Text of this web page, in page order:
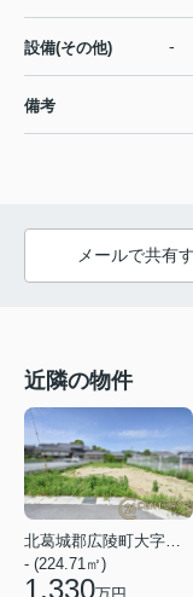
設備(その他) -
備考
メールで共有
近隣の物件
北葛城郡広陵町大字三吉
- (224.71㎡)
1,330